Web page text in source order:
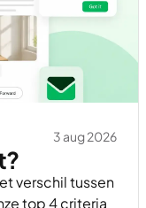
3 aug 2026
verschil tussen
top 4 criteria